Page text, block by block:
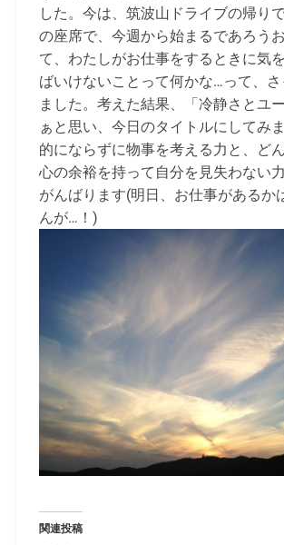
した。今は、筑波山ドライブの帰り
の座席で、今週から始まるであろう
て、わたしがお仕事をするときに気
ばいけないことって何かな…って、
ました。考えた結果、「冷静さとユ
ぁと思い、今日のタイトルにしてみ
的にならずに物事を考える力と、ど
心の余裕を持って自分を見失わない
がんばります(明日、お仕事があるか
んが…！)
関連投稿